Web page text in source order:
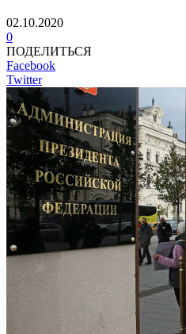
02.10.2020
0
ПОДЕЛИТЬСЯ
Facebook
Twitter